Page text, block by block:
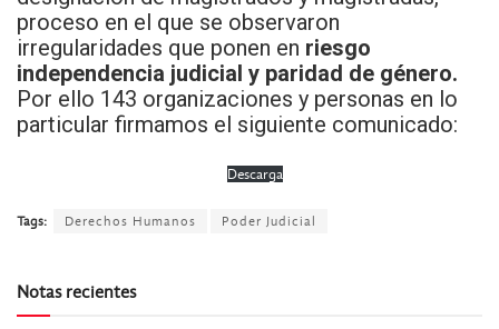
proceso en el que se observaron
irregularidades que ponen en riesgo
independencia judicial y paridad de género.
Por ello 143 organizaciones y personas en lo
particular firmamos el siguiente comunicado:
Descarga
Tags: Derechos Humanos Poder Judicial
Notas recientes